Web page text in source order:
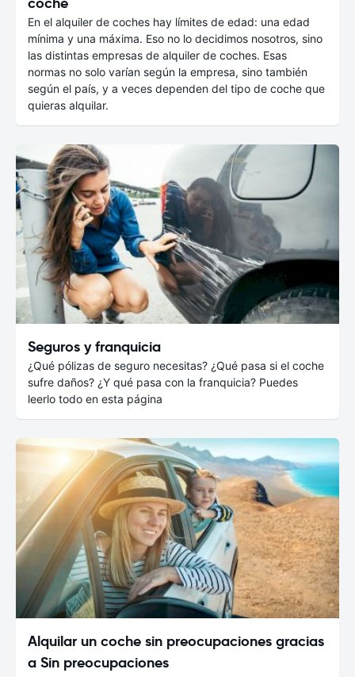
En el alquiler de coches hay límites de edad: una edad
mínima y una máxima. Eso no lo decidimos nosotros, sino
las distintas empresas de alquiler de coches. Esas
normas no solo varían según la empresa, sino también
según el país, y a veces dependen del tipo de coche que
quieras alquilar.
Seguros y franquicia
¿Qué pólizas de seguro necesitas? ¿Qué pasa si el coche
sufre daños? ¿Y qué pasa con la franquicia? Puedes
leerlo todo en esta página
Alquilar un coche sin preocupaciones gracias
a Sin preocupaciones